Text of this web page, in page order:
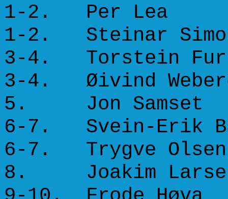
1-2. Per
1-2. Steinar
3-4. Torstein
3-4. Øivind
5. Jon
6-7. Svein-Erik
6-7. Trygve
8. Joakim